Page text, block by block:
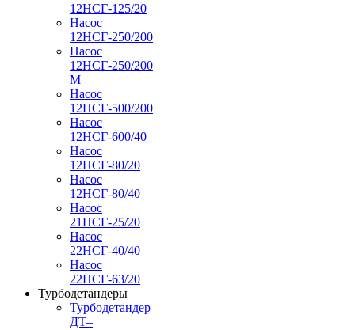
12НСГ-125/20
Насос
12НСГ-250/200
Насос
12НСГ-250/200
М
Насос
12НСГ-500/200
Насос
12НСГ-600/40
Насос
12НСГ-80/20
Насос
12НСГ-80/40
Насос
21НСГ-25/20
Насос
22НСГ-40/40
Насос
22НСГ-63/20
Турбодетандеры
Турбодетандер
ДТ–